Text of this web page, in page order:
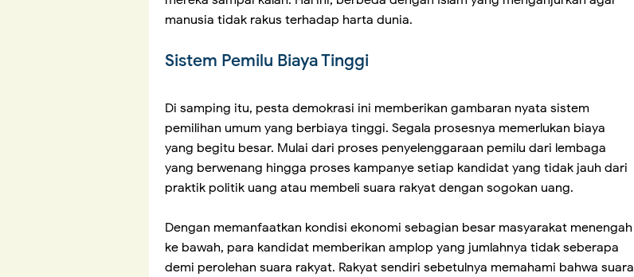
manusia tidak rakus terhadap harta dunia.
Sistem Pemilu Biaya Tinggi
Di samping itu, pesta demokrasi ini memberikan gambaran nyata sistem
pemilihan umum yang berbiaya tinggi. Segala prosesnya memerlukan biaya
yang begitu besar. Mulai dari proses penyelenggaraan pemilu dari lembaga
yang berwenang hingga proses kampanye setiap kandidat yang tidak jauh dari
praktik politik uang atau membeli suara rakyat dengan sogokan uang.
Dengan memanfaatkan kondisi ekonomi sebagian besar masyarakat menengah
ke bawah, para kandidat memberikan amplop yang jumlahnya tidak seberapa
demi perolehan suara rakyat. Rakyat sendiri sebetulnya memahami bahwa suara